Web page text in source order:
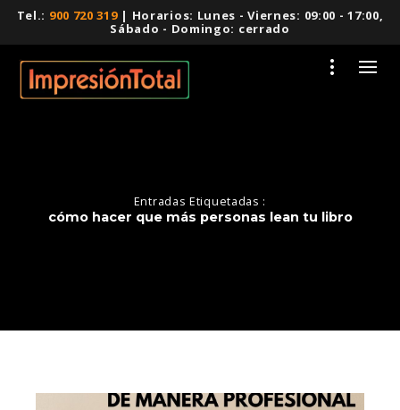
Tel.: 900 720 319| Horarios: Lunes - Viernes: 09:00 - 17:00,
Sábado - Domingo: cerrado
Entradas Etiquetadas :
cómo hacer que más personas lean tu libro